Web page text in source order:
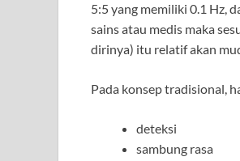
5:5 yang memiliki 0.1 Hz,
sains atau medis maka
dirinya) itu relatif akan
Pada konsep tradisional,
deteksi
sambung rasa